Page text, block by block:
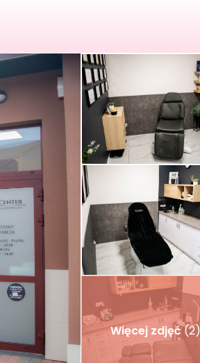
Więcej zdjęć(2)